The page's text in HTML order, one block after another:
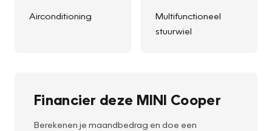
Airconditioning
Multifunctioneel
stuurwiel
Financier deze MINI Cooper
Berekenen je maandbedrag en doe een